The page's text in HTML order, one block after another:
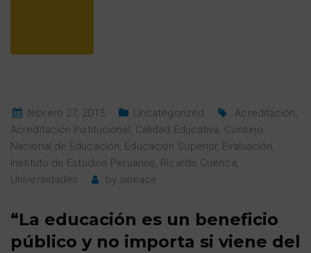
febrero 27, 2013 Uncategorized Acreditación,
Acreditación Institucional, Calidad Educativa, Consejo
Nacional de Educación, Educación Superior, Evaluación,
Instituto de Estudios Peruanos, Ricardo Cuenca,
Universidades
by sineace
“La educación es un beneficio
público y no importa si viene del